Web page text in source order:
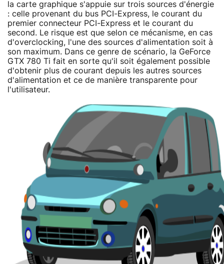
la carte graphique s'appuie sur trois sources d'énergie
: celle provenant du bus PCI-Express, le courant du
premier connecteur PCI-Express et le courant du
second. Le risque est que selon ce mécanisme, en cas
d'overclocking, l'une des sources d'alimentation soit à
son maximum. Dans ce genre de scénario, la GeForce
GTX 780 Ti fait en sorte qu'il soit également possible
d'obtenir plus de courant depuis les autres sources
d'alimentation et ce de manière transparente pour
l'utilisateur.